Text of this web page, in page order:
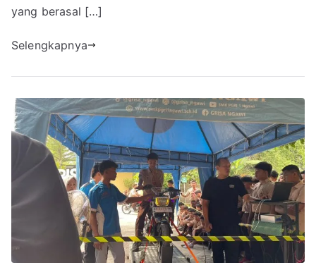
yang berasal […]
Selengkapnya